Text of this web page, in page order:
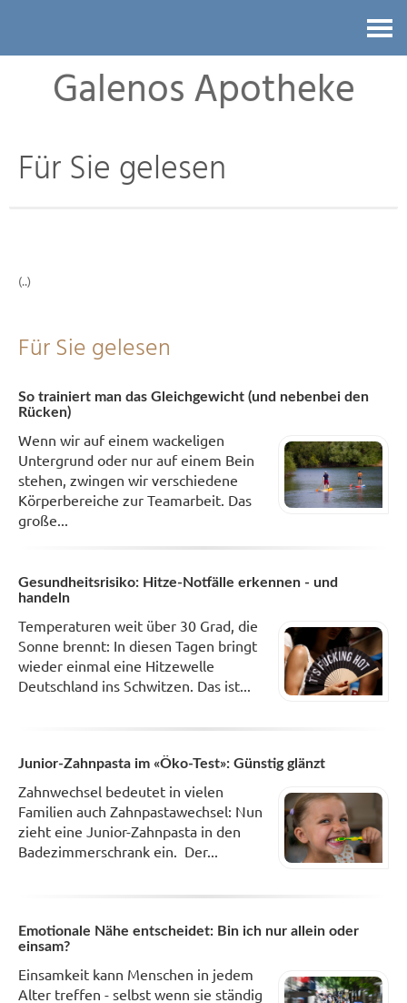
Galenos Apotheke
Für Sie gelesen
(..)
Für Sie gelesen
So trainiert man das Gleichgewicht (und nebenbei den
Rücken)
Wenn wir auf einem wackeligen
Untergrund oder nur auf einem Bein
stehen, zwingen wir verschiedene
Körperbereiche zur Teamarbeit. Das
große...
Gesundheitsrisiko: Hitze-Notfälle erkennen - und
handeln
Temperaturen weit über 30 Grad, die
Sonne brennt: In diesen Tagen bringt
wieder einmal eine Hitzewelle
Deutschland ins Schwitzen. Das ist...
Junior-Zahnpasta im «Öko-Test»: Günstig glänzt
Zahnwechsel bedeutet in vielen
Familien auch Zahnpastawechsel: Nun
zieht eine Junior-Zahnpasta in den
Badezimmerschrank ein. Der...
Emotionale Nähe entscheidet: Bin ich nur allein oder
einsam?
Einsamkeit kann Menschen in jedem
Alter treffen - selbst wenn sie ständig